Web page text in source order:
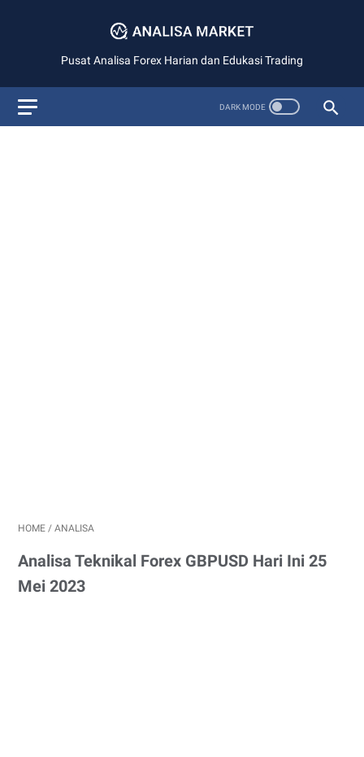
Pusat Analisa Forex Harian dan Edukasi Trading
HOME / ANALISA
Analisa Teknikal Forex GBPUSD Hari Ini 25
Mei 2023